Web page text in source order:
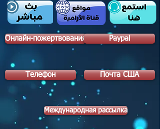
Онлайн-пожертвования
Телефон
Paypal
Почта США
Международная рассылка